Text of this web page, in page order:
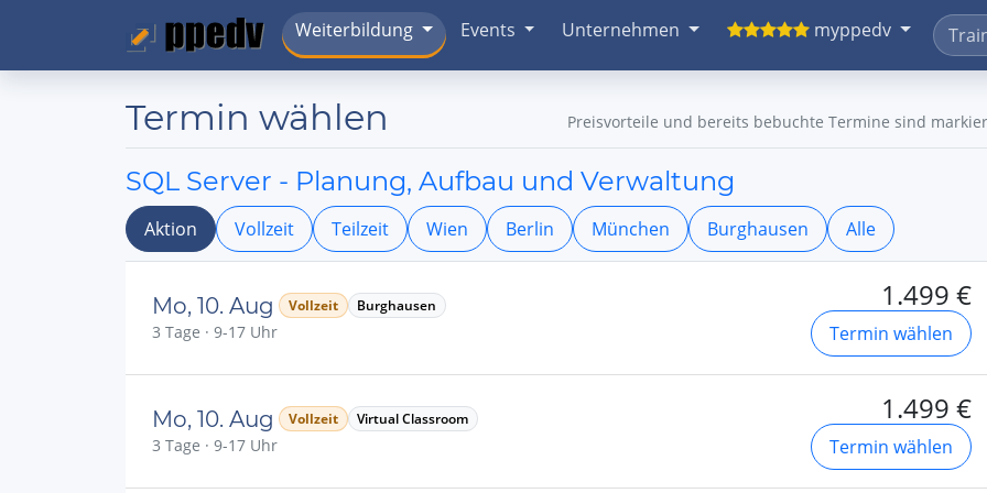
Weiterbildung Events Unternehmen myppedv
Termin wählen Preisvorteile und bereits bebuchte Termine sind
SQL Server - Planung, Aufbau und Verwaltung
Aktion Vollzeit Teilzeit Wien Berlin München Burghausen Alle
Mo, 10. Aug Vollzeit Burghausen
3 Tage · 9-17 Uhr
1.499 €
Termin wählen
Mo, 10. Aug Vollzeit Virtual Classroom
3 Tage · 9-17 Uhr
1.499 €
Termin wählen